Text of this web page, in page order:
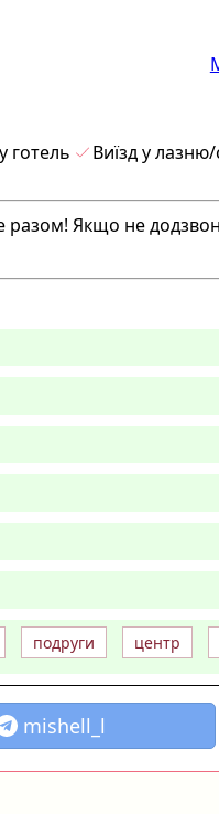
готель Виїзд у
Якщо не
подруги центр
mishell_l